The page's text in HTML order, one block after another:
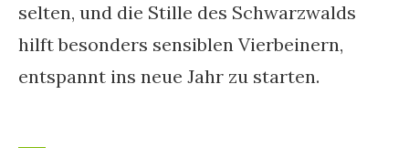
selten, und die Stille des Schwarzwalds
hilft besonders sensiblen Vierbeinern,
entspannt ins neue Jahr zu starten.